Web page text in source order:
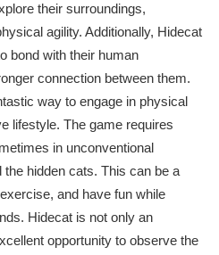
their surroundings,
agility. Additionally, Hidecat
bond with their human
connection between them.
way to engage in physical
lifestyle. The game requires
in unconventional
hidden cats. This can be a
and have fun while
Hidecat is not only an
opportunity to observe the